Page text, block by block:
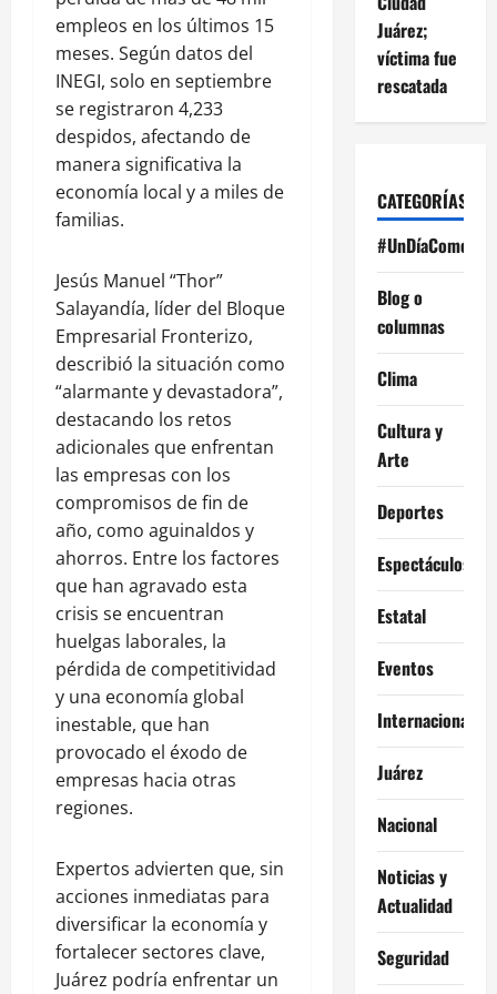
empleos en los últimos 15
meses. Según datos del
INEGI, solo en septiembre
se registraron 4,233
despidos, afectando de
manera significativa la
economía local y a miles de
familias.
Jesús Manuel “Thor”
Salayandía, líder del Bloque
Empresarial Fronterizo,
describió la situación como
“alarmante y devastadora”,
destacando los retos
adicionales que enfrentan
las empresas con los
compromisos de fin de
año, como aguinaldos y
ahorros. Entre los factores
que han agravado esta
crisis se encuentran
huelgas laborales, la
pérdida de competitividad
y una economía global
inestable, que han
provocado el éxodo de
empresas hacia otras
regiones.
Expertos advierten que, sin
acciones inmediatas para
diversificar la economía y
fortalecer sectores clave,
Juárez podría enfrentar un
Juárez;
víctima fue
rescatada
CATEGORÍAS
#UnDíaComoHoy
Blog o
columnas
Clima
Cultura y
Arte
Deportes
Espectáculos
Estatal
Eventos
Internacional
Juárez
Nacional
Noticias y
Actualidad
Seguridad